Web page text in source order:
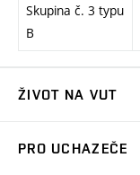
Skupina č. 3 typu
B
ŽIVOT NA VUT
PRO UCHAZEČE